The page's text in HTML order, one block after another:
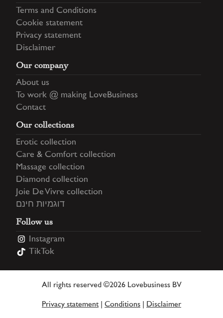
Terms and Conditions
Cookie statement
Privacy statement
Disclaimer
Our company
About us
To work @ making LoveBusiness
Contact
Our collections
Erotic collection
Care & Comfort collection
Massage collection
Diamond collection
Joie De Vivre collection
דוגמיות חינם
Follow us
Instagram
TikTok
All rights reserved ©2026 Lovebusiness BV
Privacy statement| Conditions Disclaimer